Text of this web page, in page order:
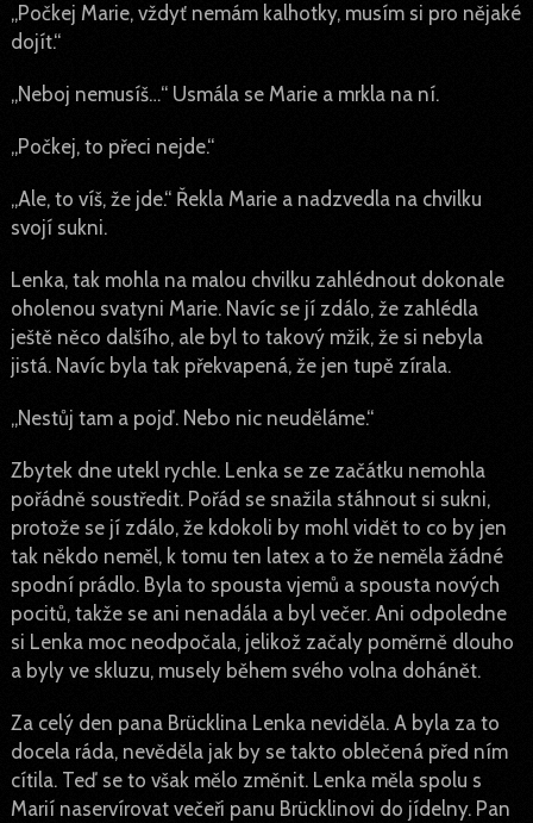
„Počkej Marie, vždyť nemám kalhotky, musím si pro nějaké
dojít.“
„Neboj nemusíš…“ Usmála se Marie a mrkla na ní.
„Počkej, to přeci nejde.“
„Ale, to víš, že jde.“ Řekla Marie a nadzvedla na chvilku
svojí sukni.
Lenka, tak mohla na malou chvilku zahlédnout dokonale
oholenou svatyni Marie. Navíc se jí zdálo, že zahlédla
ještě něco dalšího, ale byl to takový mžik, že si nebyla
jistá. Navíc byla tak překvapená, že jen tupě zírala.
„Nestůj tam a pojď. Nebo nic neuděláme.“
Zbytek dne utekl rychle. Lenka se ze začátku nemohla
pořádně soustředit. Pořád se snažila stáhnout si sukni,
protože se jí zdálo, že kdokoli by mohl vidět to co by jen
tak někdo neměl, k tomu ten latex a to že neměla žádné
spodní prádlo. Byla to spousta vjemů a spousta nových
pocitů, takže se ani nenadála a byl večer. Ani odpoledne
si Lenka moc neodpočala, jelikož začaly poměrně dlouho
a byly ve skluzu, musely během svého volna dohánět.
Za celý den pana Brücklina Lenka neviděla. A byla za to
docela ráda, nevěděla jak by se takto oblečená před ním
cítila. Teď se to však mělo změnit. Lenka měla spolu s
Marií naservírovat večeři panu Brücklinovi do jídelny. Pan